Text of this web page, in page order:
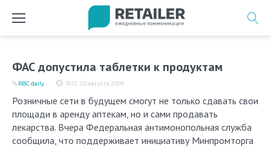
ФАС допустила таблетки к продуктам
10:12, 20 августа 2009
RBC daily
Розничные сети в будущем смогут не только сдавать свои
площади в аренду аптекам, но и сами продавать
лекарства. Вчера Федеральная антимонопольная служба
сообщила, что поддерживает инициативу Минпромторга